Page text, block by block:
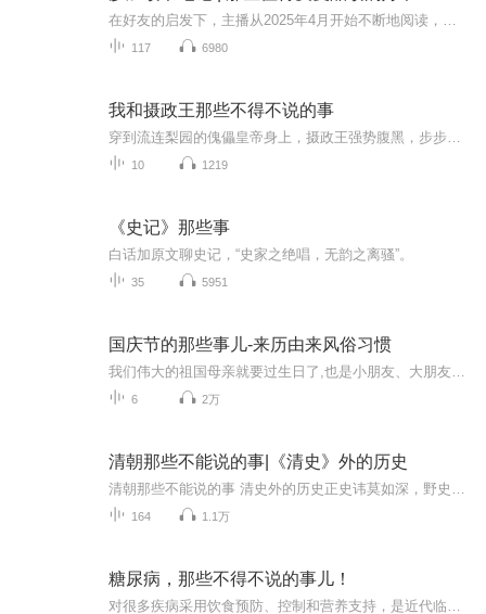
117 6980
我和摄政王那些不得不说的事
10 1219
《史记》那些事
白话加原文聊史记，“史家之绝唱，无韵之离骚”。
35 5951
国庆节的那些事儿-来历由来风俗习惯
6 2万
清朝那些不能说的事|《清史》外的历史
164 1.1万
糖尿病，那些不得不说的事儿！